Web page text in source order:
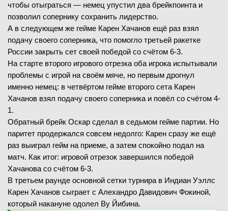
чтобы отыграться — немец упустил два брейкпоинта и
позволил сопернику сохранить лидерство.
А в следующем же гейме Карен Хачанов ещё раз взял
подачу своего соперника, что помогло третьей ракетке
России закрыть сет своей победой со счётом 6-3.
На старте второго игрового отрезка оба игрока испытывали
проблемы с игрой на своём мяче, но первым дрогнул
именно немец: в четвёртом гейме второго сета Карен
Хачанов взял подачу своего соперника и повёл со счётом 4-
1.
Обратный брейк Оскар сделал в седьмом гейме партии. Но
паритет продержался совсем недолго: Карен сразу же ещё
раз выиграл гейм на приеме, а затем спокойно подал на
матч. Как итог: игровой отрезок завершился победой
Хачанова со счётом 6-3.
В третьем раунде основной сетки турнира в Индиан Уэллс
Карен Хачанов сыграет с Алехандро Давидович Фокиной,
который накануне одолел Ву Йибина.